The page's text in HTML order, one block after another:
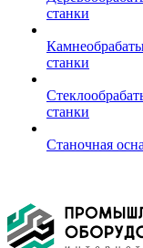
станки
станки
станки
Станочная